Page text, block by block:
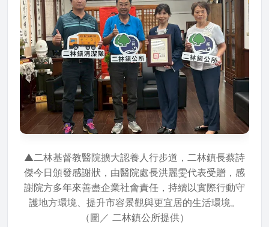
▲二林基督教醫院擴大認養人行步道，二林鎮長蔡詩
傑今日頒發感謝狀，由醫院處長洪麗雯代表受贈，感
謝院方多年來善盡企業社會責任，持續以實際行動守
護地方環境、提升市容景觀與更宜居的生活環境。
（圖／ 二林鎮公所提供）